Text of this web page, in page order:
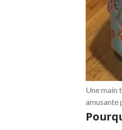
Une main
amusante